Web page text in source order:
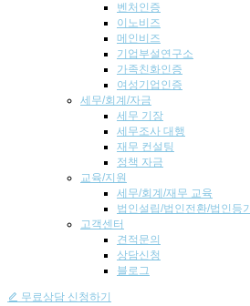
벤처인증
이노비즈
메인비즈
기업부설연구소
가족친화인증
여성기업인증
세무/회계/자금
세무 기장
세무조사 대행
재무 컨설팅
정책 자금
교육/지원
세무/회계/재무 교육
법인설립/법인전환/법인등기
고객센터
견적문의
상담신청
블로그
무료상담 신청하기